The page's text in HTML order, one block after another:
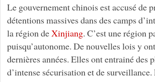
Le gouvernement chinois est accusé de
détentions massives dans des camps
la région deXinjiang. C’est une région
puisqu’autonome. De nouvelles lois y
dernières années. Elles ont entrainé des
d’intense sécurisation et de